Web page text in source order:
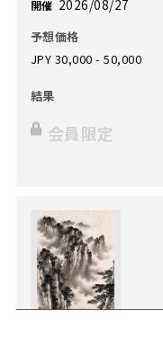
開催 2026/08/27
予想価格
JPY 30,000 - 50,000
結果
会員限定